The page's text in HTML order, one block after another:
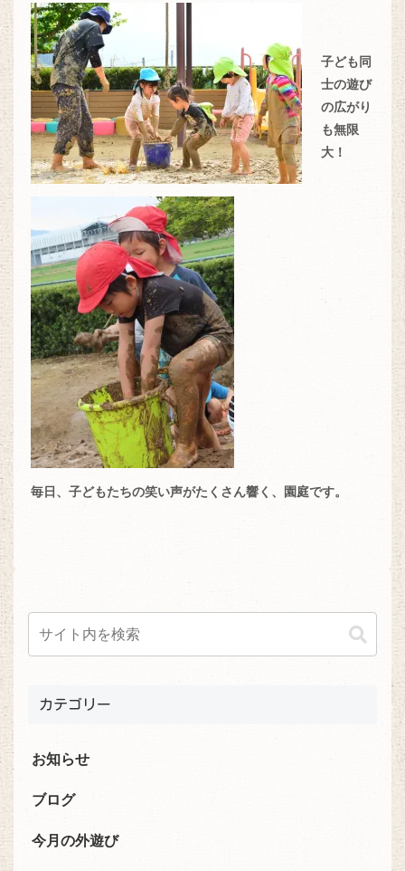
子ども同
士の遊び
の広がり
も無限
大！
毎日、子どもたちの笑い声がたくさん響く、園庭です。
カテゴリー
お知らせ
ブログ
今月の外遊び